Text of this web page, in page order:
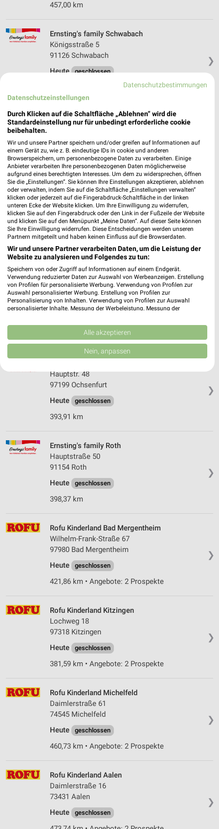
457,00 km
❯
Ernsting's family Schwabach
Königsstraße 5
91126 Schwabach
Heute geschlossen
Ernsting's family Herzogenaurach
Hauptstraße 13
Heute
geschlossen
372,55 km
Rofu Kinderland Fürth
Waldstraße 99
90763 Fürth
Heute geschlossen
379,34 km • Angebote: 2 Prospekte
Ernsting's family Nürnberg
Dombühler Straße 9
90449 Nürnberg
❯
Hauptstr. 48
97199 Ochsenfurt
Heute
geschlossen
393,91 km
❯
Ernsting's family Roth
Hauptstraße 50
91154 Roth
Heute
geschlossen
398,37 km
❯
Rofu Kinderland Bad Mergentheim
Wilhelm-Frank-Straße 67
97980 Bad Mergentheim
Heute
geschlossen
421,86 km • Angebote: 2 Prospekte
❯
Rofu Kinderland Kitzingen
Lochweg 18
97318 Kitzingen
Heute
geschlossen
381,59 km • Angebote: 2 Prospekte
❯
Rofu Kinderland Michelfeld
Daimlerstraße 61
74545 Michelfeld
Heute
geschlossen
460,73 km • Angebote: 2 Prospekte
❯
Rofu Kinderland Aalen
Daimlerstraße 16
73431 Aalen
Heute
geschlossen
Datenschutzbestimmungen
Datenschutzeinstellungen
Durch Klicken auf die Schaltfläche „Ablehnen“ wird die
Standardeinstellung nur für unbedingt erforderliche cookie
beibehalten.
Wir und unsere Partner speichern und/oder greifen auf Informationen auf
einem Gerät zu, wie z. B. eindeutige IDs in cookie und anderen
Browserspeichern, um personenbezogene Daten zu verarbeiten. Einige
Anbieter verarbeiten Ihre personenbezogenen Daten möglicherweise
aufgrund eines berechtigten Interesses. Um dem zu widersprechen, öffnen
Sie die „Einstellungen“. Sie können Ihre Einstellungen akzeptieren, ablehnen
oder verwalten, indem Sie auf die Schaltfläche „Einstellungen verwalten“
klicken oder jederzeit auf die Fingerabdruck-Schaltfläche in der linken
unteren Ecke der Website klicken. Um Ihre Einwilligung zu widerrufen,
klicken Sie auf den Fingerabdruck oder den Link in der Fußzeile der Website
und klicken Sie auf den Menüpunkt „Meine Daten“. Auf dieser Seite können
Sie Ihre Einwilligung widerrufen. Diese Entscheidungen werden unseren
Partnern mitgeteilt und haben keinen Einfluss auf die Browserdaten.
Wir und unsere Partner verarbeiten Daten, um die Leistung der
Website zu analysieren und Folgendes zu tun:
Speichern von oder Zugriff auf Informationen auf einem Endgerät.
Verwendung reduzierter Daten zur Auswahl von Werbeanzeigen. Erstellung
von Profilen für personalisierte Werbung. Verwendung von Profilen zur
Auswahl personalisierter Werbung. Erstellung von Profilen zur
Personalisierung von Inhalten. Verwendung von Profilen zur Auswahl
personalisierter Inhalte. Messung der Werbeleistung. Messung der
Kombinationen von Daten aus verschiedenen Quellen. Entwicklung und
Verbesserung der Angebote. Verwendung reduzierter Daten zur Auswahl
von Inhalten.
Daten können außerhalb der Europäischen Union weitergegeben und in die
Website/App.
Partnerliste anzeigen (1 IAB-Anbieter)
Wir nutzen Ihre Daten für folgende Zwecke:
Verwendung reduzierter Daten zur Auswahl von
Werbeanzeigen
Erstellung von Profilen für personalisierte
Erstellung von Profilen zur Personalisierung
von Inhalten
Verwendung von Profilen zur Auswahl
personalisierter Inhalte
Messung der Performance von Inhalten
Analyse von Zielgruppen durch Statistiken oder
Kombinationen von Daten aus verschiedenen
Verwendung reduzierter Daten zur Auswahl von
IAB-Besonderheiten:
Verwendung genauer Standortdaten
Nicht-IAB-Verarbeitungszwecke:
Performance
Alle akzeptieren
Nein, anpassen